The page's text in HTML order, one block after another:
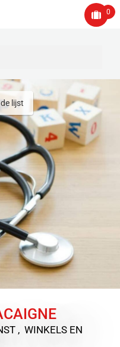
0
lijst
, WINKELS EN